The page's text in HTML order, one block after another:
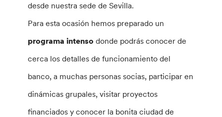
desde nuestra sede de Sevilla.
Para esta ocasión hemos preparado un
programa intenso donde podrás conocer de
cerca los detalles de funcionamiento del
banco, a muchas personas socias, participar en
dinámicas grupales, visitar proyectos
financiados y conocer la bonita ciudad de